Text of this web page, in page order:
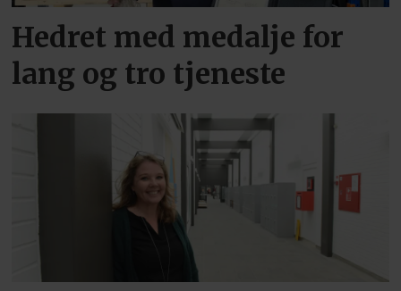
Hedret med medalje for
lang og tro tjeneste